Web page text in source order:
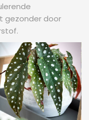
gezonder door